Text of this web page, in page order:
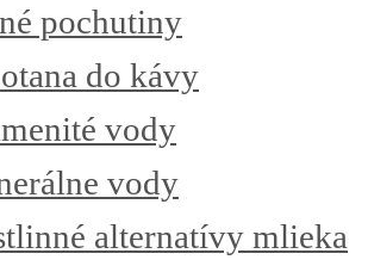
pochutiny
do kávy
vody
vody
alternatívy mlieka